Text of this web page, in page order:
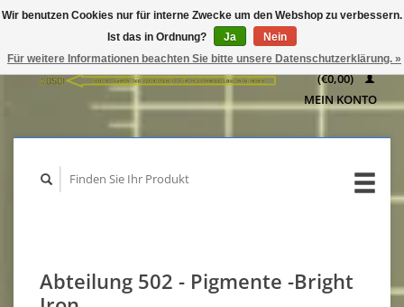
WARENKORB
(€0,00)
MEIN KONTO
Abteilung 502 - Pigmente -Bright
Wir benutzen Cookies nur für interne Zwecke um den Webshop zu verbessern.
Ist das in Ordnung?
Ja
Nein
Für weitere Informationen beachten Sie bitte unsere Datenschutzerklärung. »